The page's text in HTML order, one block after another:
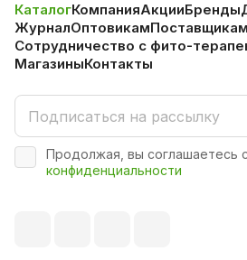
КаталогКомпанияАкцииБренды
ЖурналОптовикамПоставщикам
Сотрудничество с фито-
МагазиныКонтакты
Продолжая, вы соглашаетесь с
конфиденциальности